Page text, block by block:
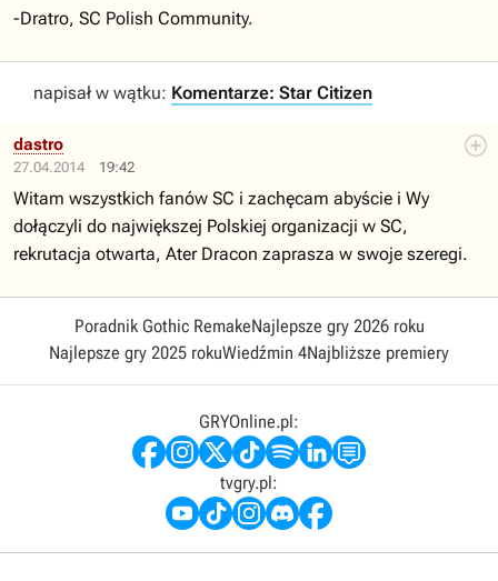
-Dratro, SC Polish Community.
napisał w wątku: Komentarze: Star Citizen
27.04.2014 19:42
dastro
Witam wszystkich fanów SC i zachęcam abyście i Wy
dołączyli do największej Polskiej organizacji w SC,
rekrutacja otwarta, Ater Dracon zaprasza w swoje szeregi.
Poradnik Gothic RemakeNajlepsze gry 2026 roku
Najlepsze gry 2025 rokuWiedźmin 4Najbliższe premiery
GRYOnline.pl:
tvgry.pl: